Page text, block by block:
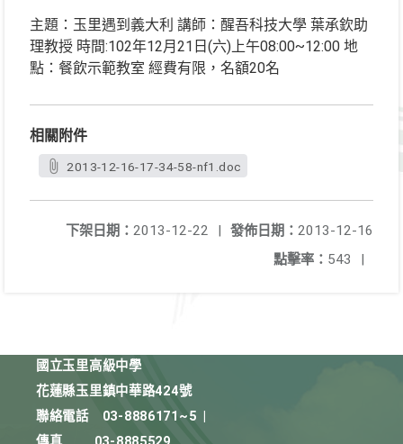
主題：玉里遇到義大利 講師：醒吾科技大學 葉承欽助
理教授 時間:102年12月21日(六)上午08:00~12:00 地
點：餐飲示範教室 經費有限，名額20名
相關附件
2013-12-16-17-34-58-nf1.doc
發佈日期： 2013-12-16
下架日期： 2013-12-22
|
點擊率： 543 |
國立玉里高級中學
花蓮縣玉里鎮中華路424號
聯絡電話
03-8886171~5